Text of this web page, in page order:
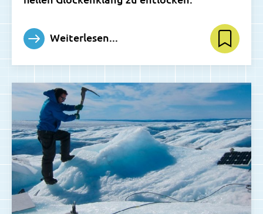
Weiterlesen...